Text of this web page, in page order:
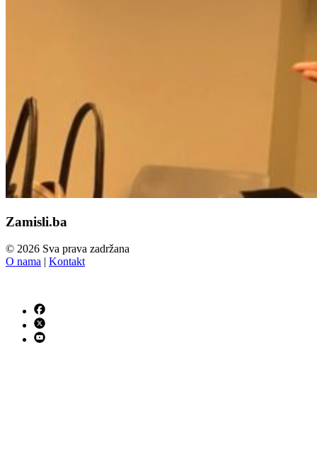
Zamisli.ba
© 2026 Sva prava zadržana
O nama | Kontakt